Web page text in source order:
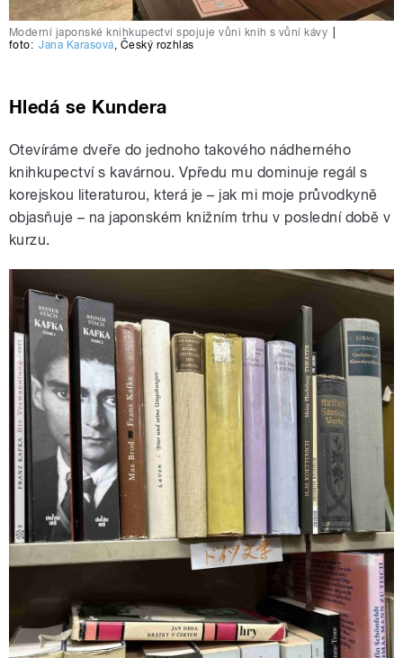
Moderní japonské knihkupectví spojuje vůni knih s vůní kávy
foto: Jana Karasová, Český rozhlas
Hledá se Kundera
Otevíráme dveře do jednoho takového nádherného
knihkupectví s kavárnou. Vpředu mu dominuje regál s
korejskou literaturou, která je – jak mi moje průvodkyně
objasňuje – na japonském knižním trhu v poslední době v
kurzu.